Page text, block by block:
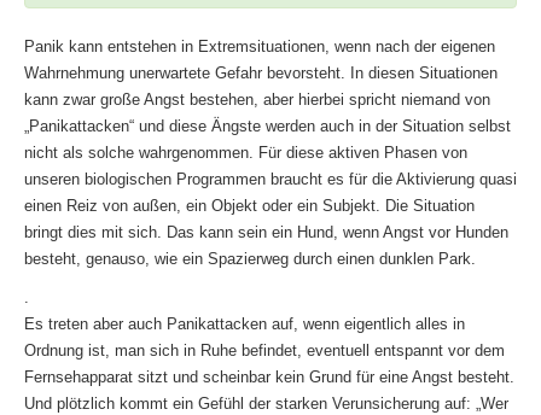
Panik kann entstehen in Extremsituationen, wenn nach der eigenen
Wahrnehmung unerwartete Gefahr bevorsteht. In diesen Situationen
kann zwar große Angst bestehen, aber hierbei spricht niemand von
„Panikattacken“ und diese Ängste werden auch in der Situation selbst
nicht als solche wahrgenommen. Für diese aktiven Phasen von
unseren biologischen Programmen braucht es für die Aktivierung quasi
einen Reiz von außen, ein Objekt oder ein Subjekt. Die Situation
bringt dies mit sich. Das kann sein ein Hund, wenn Angst vor Hunden
besteht, genauso, wie ein Spazierweg durch einen dunklen Park.
.
Es treten aber auch Panikattacken auf, wenn eigentlich alles in
Ordnung ist, man sich in Ruhe befindet, eventuell entspannt vor dem
Fernsehapparat sitzt und scheinbar kein Grund für eine Angst besteht.
Und plötzlich kommt ein Gefühl der starken Verunsicherung auf: „Wer